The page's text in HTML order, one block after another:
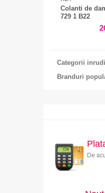
Colanti de
729 1 B22
Categorii
Branduri
De